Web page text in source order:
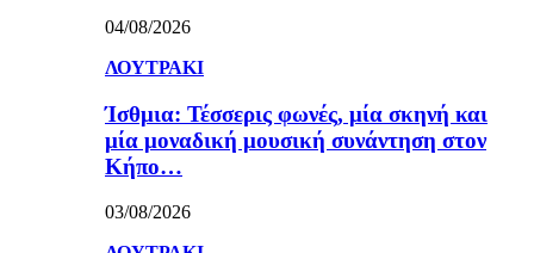
04/08/2026
ΛΟΥΤΡΑΚΙ
Ίσθμια: Τέσσερις φωνές, μία σκηνή και
μία μοναδική μουσική συνάντηση στον
Κήπο…
03/08/2026